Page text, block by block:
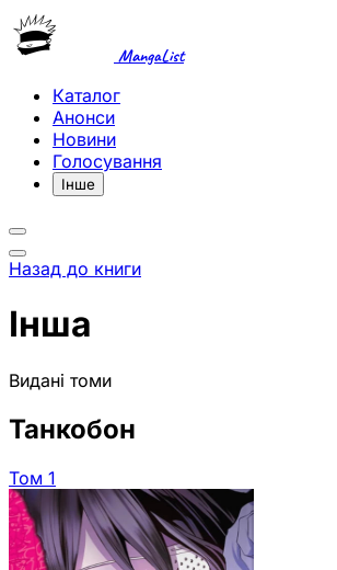
MangaList
Каталог
Анонси
Новини
Голосування
Інше
Назад до книги
Інша
Видані томи
Танкобон
Том 1